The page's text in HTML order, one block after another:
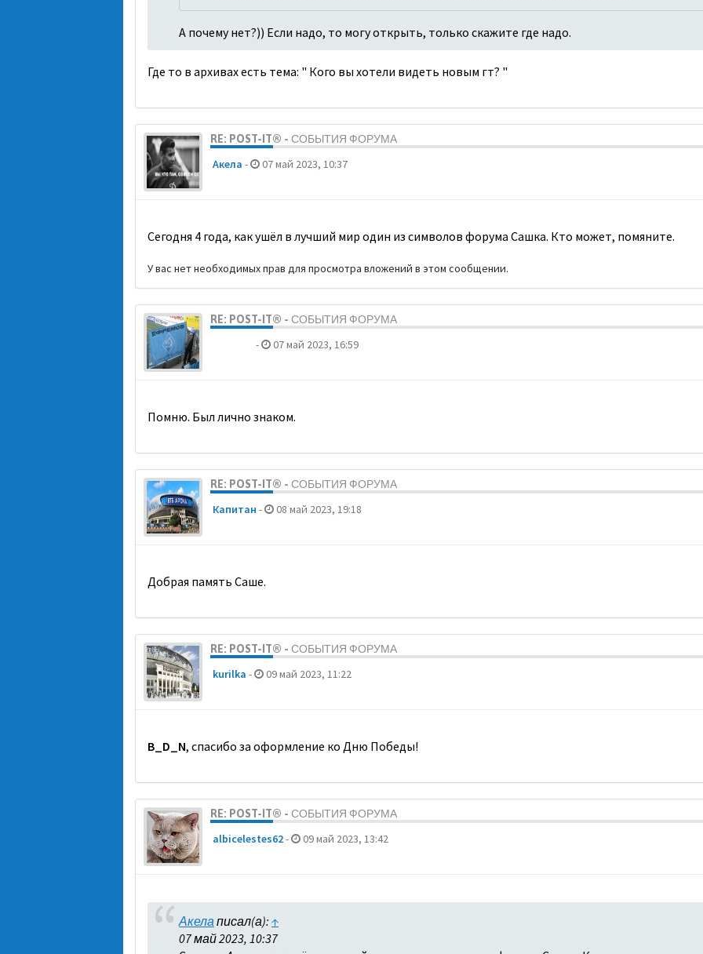
А почему нет?)) Если надо, то могу открыть, только скажите где надо.
Где то в архивах есть тема: " Кого вы хотели видеть новым гт? "
RE: POST-IT® - СОБЫТИЯ ФОРУМА
Акела - 07 май 2023, 10:37
Сегодня 4 года, как ушёл в лучший мир один из символов форума Сашка. Кто может, помяните.
У вас нет необходимых прав для просмотра вложений в этом сообщении.
RE: POST-IT® - СОБЫТИЯ ФОРУМА
- 07 май 2023, 16:59
Помню. Был лично знаком.
RE: POST-IT® - СОБЫТИЯ ФОРУМА
Кaпитaн - 08 май 2023, 19:18
Добрая память Саше.
RE: POST-IT® - СОБЫТИЯ ФОРУМА
kurilka - 09 май 2023, 11:22
B_D_N, спасибо за оформление ко Дню Победы!
RE: POST-IT® - СОБЫТИЯ ФОРУМА
albicelestes62- 09 май 2023, 13:42
Акелаписал(а): ↑
07 май 2023, 10:37